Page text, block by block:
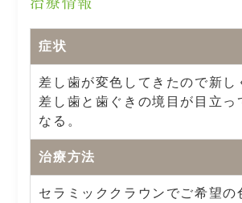
症状
差し歯が変色してきたので新し
差し歯と歯ぐきの境目が目立っ
なる。
治療方法
セラミッククラウンでご希望の